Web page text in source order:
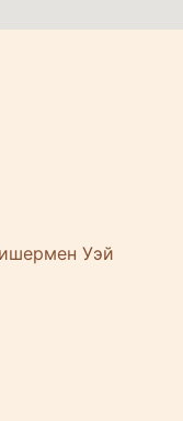
Уэй